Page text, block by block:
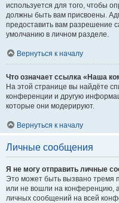
используется для того, чтобы
должны быть вам присвоены.
предоставить вам разрешение
умолчанию в личном разделе.
Вернуться к началу
Что означает ссылка «Наша
На этой странице вы найдёте
конференции и другую
которые они модерируют.
Вернуться к началу
Личные сообщения
Я не могу отправить личные
Это может быть вызвано тремя
или не вошли на конференцию,
личных сообщений на всей